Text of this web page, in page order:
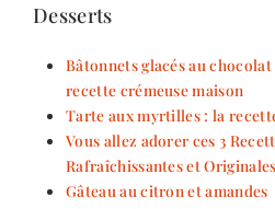
Desserts
Bâtonnets glacés au
recette crémeuse maison
Tarte aux myrtilles : la
Vous allez adorer ces 3
Rafraîchissantes et Originales
Gâteau au citron et amandes